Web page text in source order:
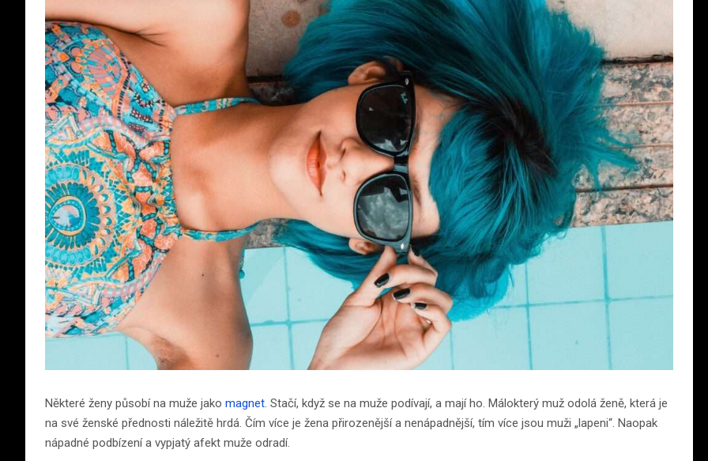
Některé ženy působí na muže jako magnet. Stačí, když se na muže podívají, a mají ho. Málokterý muž odolá ženě, která je
na své ženské přednosti náležitě hrdá. Čím více je žena přirozenější a nenápadnější, tím více jsou muži „lapeni“. Naopak
nápadné podbízení a vypjatý afekt muže odradí.